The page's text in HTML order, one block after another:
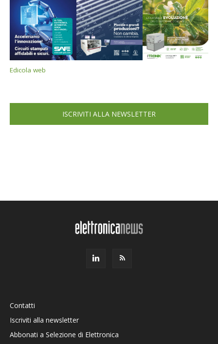
Edicola web
ISCRIVITI ALLA NEWSLETTER
Contatti
Iscriviti alla newsletter
Abbonati a Selezione di Elettronica